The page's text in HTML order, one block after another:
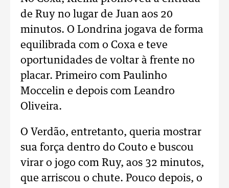
de Ruy no lugar de Juan aos 20
minutos. O Londrina jogava de forma
equilibrada com o Coxa e teve
oportunidades de voltar à frente no
placar. Primeiro com Paulinho
Moccelin e depois com Leandro
Oliveira.
O Verdão, entretanto, queria mostrar
sua força dentro do Couto e buscou
virar o jogo com Ruy, aos 32 minutos,
que arriscou o chute. Pouco depois, o